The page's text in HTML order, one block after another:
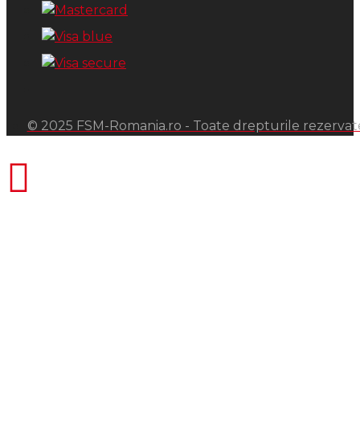
© 2025 FSM-Romania.ro - Toate drepturile